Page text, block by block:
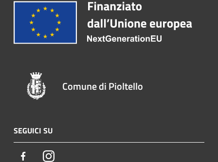
Comune di Pioltello
SEGUICI SU
FacebookInstagram